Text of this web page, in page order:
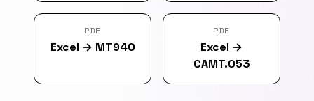
PDF
Excel → MT940
PDF
Excel →
CAMT.053